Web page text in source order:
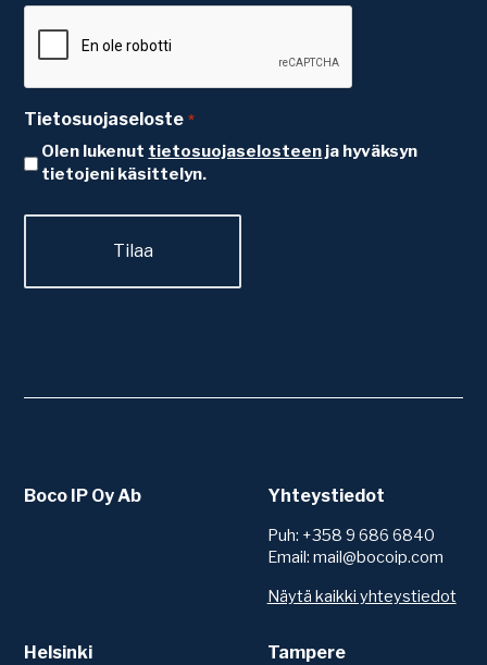
Tietosuojaseloste *
Olen lukenut tietosuojaselosteen ja hyväksyn
tietojeni käsittelyn.
Boco IP Oy Ab Yhteystiedot
Puh: +358 9 686 6840
Email: mail@bocoip.com
Näytä kaikki yhteystiedot
Helsinki Tampere